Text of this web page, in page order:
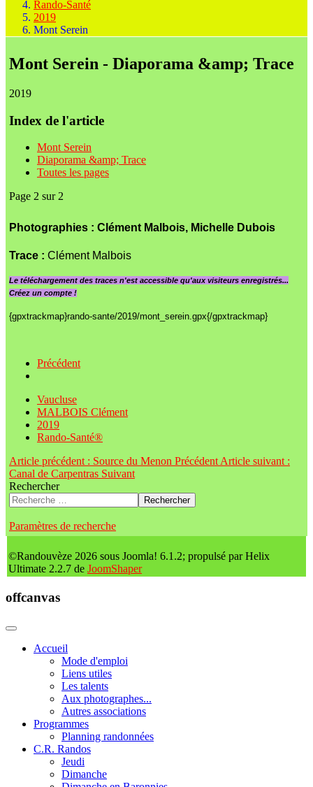
Rando-Santé
2019
Mont Serein
Mont Serein - Diaporama &amp; Trace
2019
Index de l'article
Mont Serein
Diaporama &amp; Trace
Toutes les pages
Page 2 sur 2
Photographies : Clément Malbois, Michelle Dubois
Trace : Clément Malbois
Le téléchargement des traces n'est accessible qu'aux visiteurs enregistrés...
Créez un compte !
{gpxtrackmap}rando-sante/2019/mont_serein.gpx{/gpxtrackmap}
Précédent
Vaucluse
MALBOIS Clément
2019
Rando-Santé®
Article précédent : Source du Menon Précédent Article suivant :
Canal de Carpentras Suivant
Rechercher
Rechercher
Paramètres de recherche
©Randouvèze 2026 sous Joomla! 6.1.2; propulsé par Helix
Ultimate 2.2.7 de JoomShaper
offcanvas
Accueil
Mode d'emploi
Liens utiles
Les talents
Aux photographes...
Autres associations
Programmes
Planning randonnées
C.R. Randos
Jeudi
Dimanche